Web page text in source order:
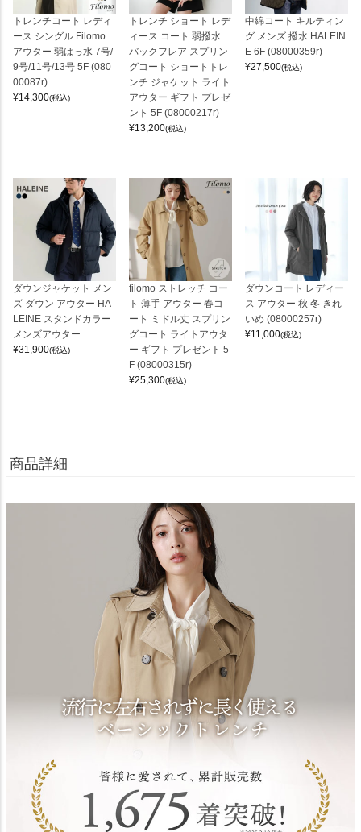
トレンチコート レディ
ース シングル Filomo
アウター 弱はっ水 7号/
9号/11号/13号 5F (080
00087r)
¥14,300(税込)
トレンチ ショート レデ
ィース コート 弱撥水
バックフレア スプリン
グコート ショートトレ
ンチ ジャケット ライト
アウター ギフト プレゼ
ント 5F (08000217r)
¥13,200(税込)
中綿コート キルティン
グ メンズ 撥水 HALEIN
E 6F (08000359r)
¥27,500(税込)
ダウンジャケット メン
ズ ダウン アウター HA
LEINE スタンドカラー
メンズアウター
¥31,900(税込)
filomo ストレッチ コー
ト 薄手 アウター 春コ
ート ミドル丈 スプリン
グコート ライトアウタ
ー ギフト プレゼント 5
F (08000315r)
¥25,300(税込)
ダウンコート レディー
ス アウター 秋 冬 きれ
いめ (08000257r)
¥11,000(税込)
商品詳細